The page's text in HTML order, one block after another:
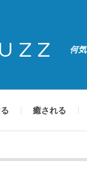
何
癒される